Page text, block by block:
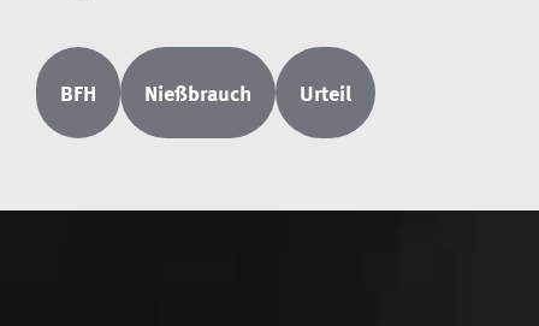
BFH Nießbrauch Urteil